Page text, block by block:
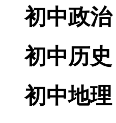
初中政治
初中历史
初中地理